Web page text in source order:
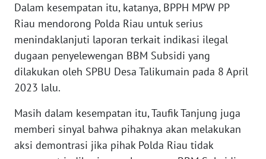
Dalam kesempatan itu, katanya, BPPH MPW PP
Riau mendorong Polda Riau untuk serius
menindaklanjuti laporan terkait indikasi ilegal
dugaan penyelewengan BBM Subsidi yang
dilakukan oleh SPBU Desa Talikumain pada 8 April
2023 lalu.
Masih dalam kesempatan itu, Taufik Tanjung juga
memberi sinyal bahwa pihaknya akan melakukan
aksi demontrasi jika pihak Polda Riau tidak
WN
JAMBI
WN
SULTRA
NTB
WN